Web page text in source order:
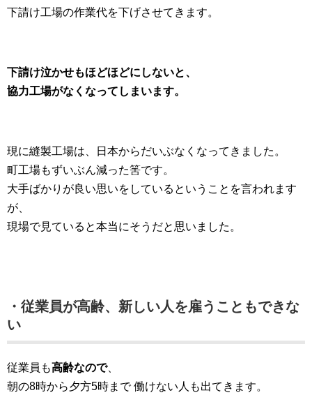
下請け工場の作業代を下げさせてきます。
下請け泣かせもほどほどにしないと、
協力工場がなくなってしまいます。
現に縫製工場は、日本からだいぶなくなってきました。
町工場もずいぶん減った筈です。
大手ばかりが良い思いをしているということを言われます
が、
現場で見ていると本当にそうだと思いました。
・従業員が高齢、新しい人を雇うこともできな
い
従業員も高齢なので、
朝の8時から夕方5時まで 働けない人も出てきます。